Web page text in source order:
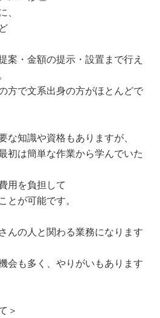
、
案・金額の提示・設置まで行え
方で文系出身の方がほとんどで
な知識や資格もありますが、
初は簡単な作業から学んでいた
用を負担して
とが可能です。
んの人と関わる業務になります
会も多く、やりがいもあります
＞